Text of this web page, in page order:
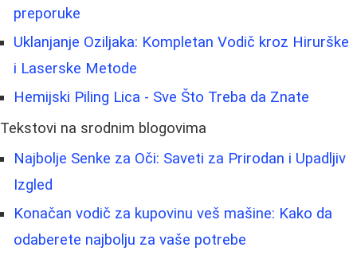
preporuke
Uklanjanje Oziljaka: Kompletan Vodič kroz Hirurške
i Laserske Metode
Hemijski Piling Lica - Sve Što Treba da Znate
Tekstovi na srodnim blogovima
Najbolje Senke za Oči: Saveti za Prirodan i Upadljiv
Izgled
Konačan vodič za kupovinu veš mašine: Kako da
odaberete najbolju za vaše potrebe